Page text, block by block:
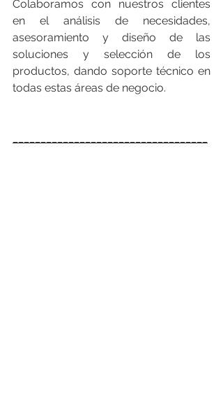
Colaboramos con nuestros clientes
en el análisis de necesidades,
asesoramiento y diseño de las
soluciones y selección de los
productos, dando soporte técnico en
todas estas áreas de negocio.